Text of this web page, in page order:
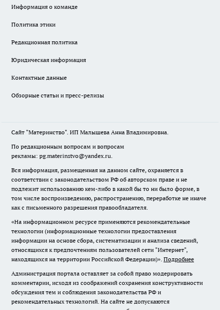
Информация о команде
Политика этики
Редакционная политика
Юридическая информация
Контактные данные
Обзорные статьи и пресс-релизы
Сайт "Материнство". ИП Малышева Анна Владимировна.
По редакционным вопросам и вопросам
рекламы: pg.materinstvo@yandex.ru.
Вся информация, размещенная на данном сайте, охраняется в
соответствии с законодательством РФ об авторском праве и не
подлежит использованию кем-либо в какой бы то ни было форме, в
том числе воспроизведению, распространению, переработке не иначе
как с письменного разрешения правообладателя.
«На информационном ресурсе применяются рекомендательные
технологии (информационные технологии предоставления
информации на основе сбора, систематизации и анализа сведений,
относящихся к предпочтениям пользователей сети "Интернет",
находящихся на территории Российской Федерации)». Подробнее
Администрация портала оставляет за собой право модерировать
комментарии, исходя из соображений сохранения конструктивности
обсуждения тем и соблюдения законодательства РФ и
рекомендательных технологий. На сайте не допускаются